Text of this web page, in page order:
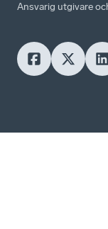
Ansvarig utgivare